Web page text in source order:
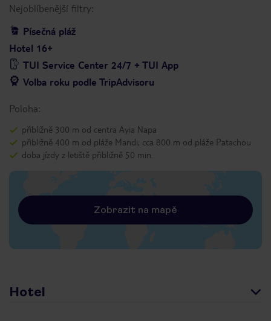
Nejoblíbenější filtry:
Písečná pláž
Hotel 16+
TUI Service Center 24/7 + TUI App
Volba roku podle TripAdvisoru
Poloha:
přibližně 300 m od centra Ayia Napa
přibližně 400 m od pláže Mandi; cca 800 m od pláže Patachou
doba jízdy z letiště přibližně 50 min.
Zobrazit na mapě
Hotel